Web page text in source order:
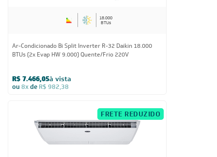
18.000
BTUs
Ar-Condicionado Bi Split Inverter R-32 Daikin 18.000
BTUs (2x Evap HW 9.000) Quente/Frio 220V
R$ 7.466,05à vista
ou 8xde R$ 982,38
FRETE REDUZIDO